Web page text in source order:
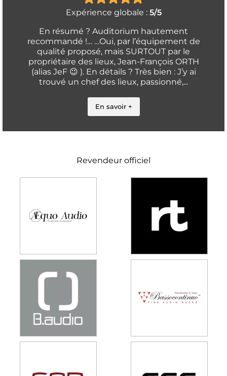
Expérience globale : 5/5
En résumé ? Auditorium hautement
recommandé !… …Oui, par l’équipement de
qualité proposé, mais SURTOUT par le
propriétaire des lieux, Jean-François ORTH
(alias JeF 😉 ). En détails ? Très bien : J’y ai
trouvé un chef des lieux, passionné,...
En savoir +
Revendeur officiel